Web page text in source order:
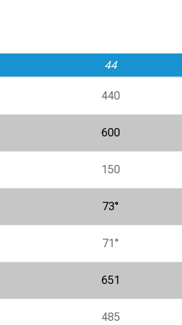
44
440
600
150
73°
71°
651
485